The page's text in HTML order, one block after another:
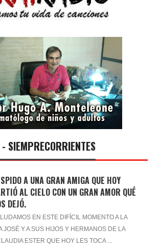
SIEMPRECORRIENTES
A UNA GRAN AMIGA QUE HOY
AL CIELO CON UN GRAN AMOR QUÉ
DEJÓ.
EN ESTE DIFÍCIL MOMENTO A LA
JOSÉ Y A SUS HIJOS Y HERMANOS DE LA
ESTER QUE HOY LES TOCA ...